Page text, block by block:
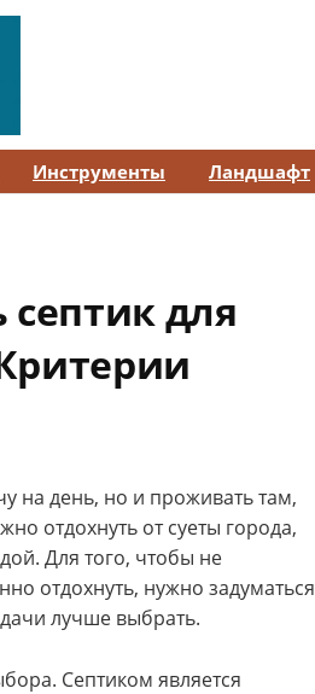
Инструменты Ландшафт
для
на день, но и проживать там,
отдохнуть от суеты города,
Для того, чтобы не
отдохнуть, нужно задуматься
лучше выбрать.
Септиком является